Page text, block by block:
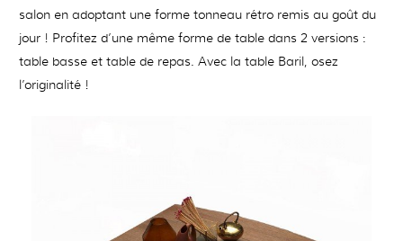
salon en adoptant une forme tonneau rétro remis au goût du
jour ! Profitez d’une même forme de table dans 2 versions :
table basse et table de repas. Avec la table Baril, osez
l’originalité !